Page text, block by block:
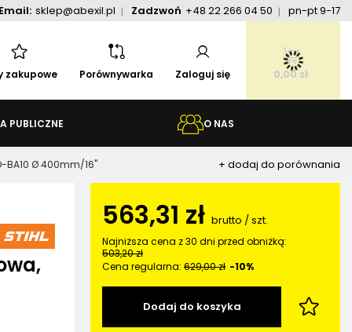
Email: sklep@abexil.pl Zadzwoń +48 22 266 04 50 pn-pt 9-17
zakupowe Porównywarka Zaloguj się 0,00 zł
PUBLICZNE O NAS
BA10 Ø 400mm/16" + dodaj do porównania
563,31 zł brutto /szt.
Najniższa cena z 30 dni przed obniżką:
503,20 zł
Cena regularna:629,00 zł -10%
Dodaj do koszyka